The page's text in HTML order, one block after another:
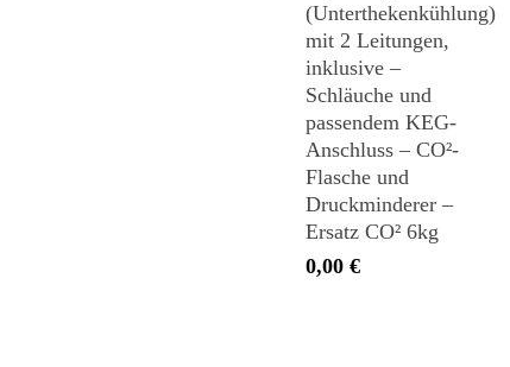
(Unterthekenkühlung)
mit 2 Leitungen,
inklusive –
Schläuche und
passendem KEG-
Anschluss – CO²-
Flasche und
Druckminderer –
Ersatz CO² 6kg
0,00 €